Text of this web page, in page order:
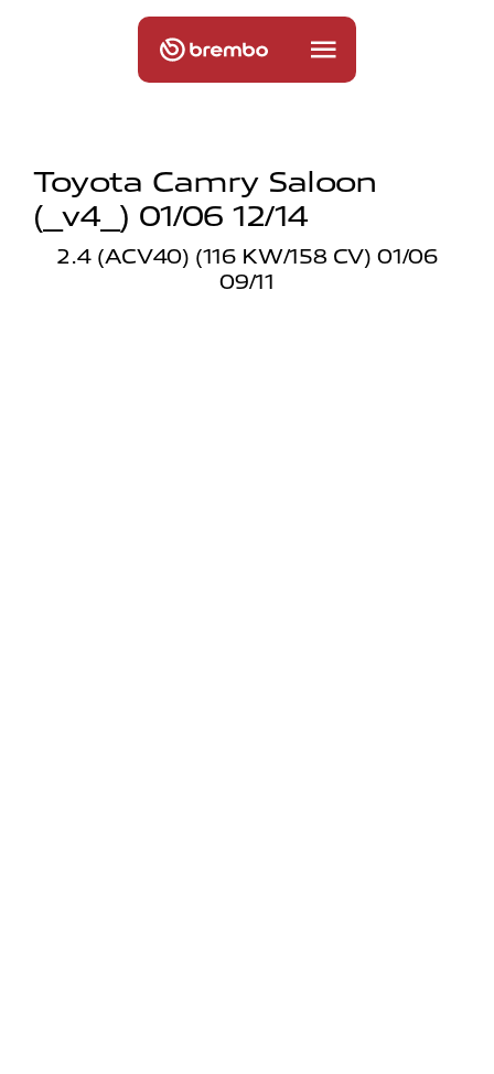
Toyota Camry Saloon
(_v4_) 01/06 12/14
2.4 (ACV40) (116 KW/158 CV) 01/06
09/11